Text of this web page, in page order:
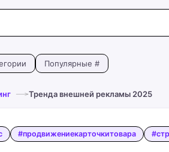
Популярные #
Тренда внешней рекламы 2025
#продвижениекарточкитовара